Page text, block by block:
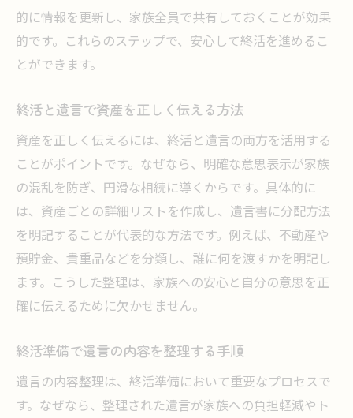
的に情報を更新し、家族全員で共有しておくことが効果
的です。これらのステップで、安心して終活を進めるこ
とができます。
終活と遺言で資産を正しく伝える方法
資産を正しく伝えるには、終活と遺言の両方を活用する
ことがポイントです。なぜなら、明確な意思表示が家族
の混乱を防ぎ、円滑な相続に導くからです。具体的に
は、資産ごとの詳細リストを作成し、遺言書に分配方法
を明記することが代表的な方法です。例えば、不動産や
預貯金、貴重品などを分類し、誰に何を渡すかを明記し
ます。こうした整理は、家族への安心と自分の意思を正
確に伝えるために欠かせません。
終活準備で遺言の内容を整理する手順
遺言の内容整理は、終活準備において重要なプロセスで
す。なぜなら、整理された遺言が家族への負担軽減やト